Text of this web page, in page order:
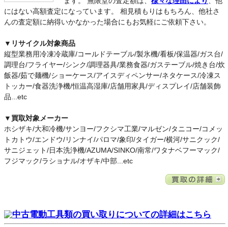
にはない高額査定になっています。
相見積もりはもちろん、他社さ
んの査定額に納得いかなかった場合にもお気軽にご依頼下さい。
▼リサイクル対象商品
縦型業務用冷凍冷蔵庫/コールドテーブル/製氷機/看板/保温器/ガス台/
調理台/フライヤー/シンク/調理器具/業務食器/ガステーブル/焼き台/炊
飯器/茹で麺機/ショーケース/アイスディペンサー/ネタケース/冷凍ス
トッカー/食器洗浄機/恒温高湿庫/店舗用家具/ディスプレイ/店舗装飾
品...etc
▼買取対象メーカー
ホシザキ/大和冷機/サンヨー/フクシマ工業/マルゼン/タニコー/コメッ
トカトウ/エンドウ/リンナイ/パロマ/象印/タイガー/横河/サニクック/
サニジェット/日本洗浄機/AZUMA/SINKO/南常/ワタナベフーマック/
フジマック/ラショナル/オザキ/中部...etc